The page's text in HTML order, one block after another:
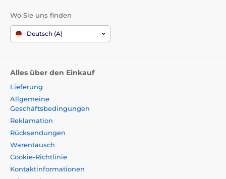
Wo Sie uns finden
Deutsch (A)
Alles über den Einkauf
Lieferung
Allgemeine
Geschäftsbedingungen
Reklamation
Rücksendungen
Warentausch
Cookie-Richtlinie
Kontaktinformationen